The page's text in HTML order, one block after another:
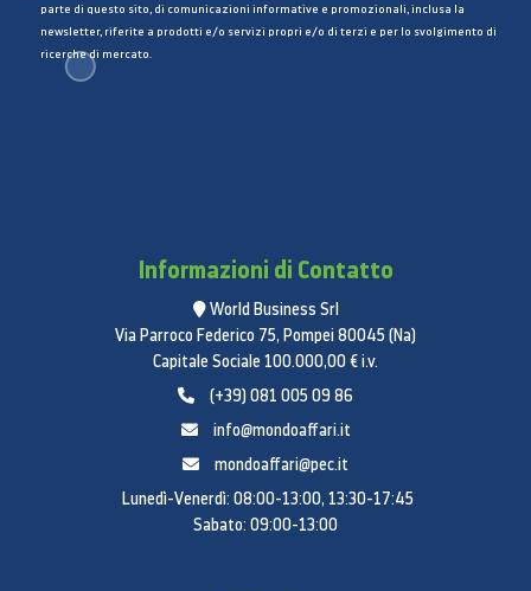
parte di questo sito, di comunicazioni informative e promozionali, inclusa la
newsletter, riferite a prodotti e/o servizi propri e/o di terzi e per lo svolgimento di
ricerche di mercato.
Informazioni di Contatto
World Business Srl
Via Parroco Federico 75, Pompei 80045 (Na)
Capitale Sociale 100.000,00 € i.v.
(+39) 081 005 09 86
info@mondoaffari.it
mondoaffari@pec.it
Lunedì-Venerdì: 08:00-13:00, 13:30-17:45
Sabato: 09:00-13:00